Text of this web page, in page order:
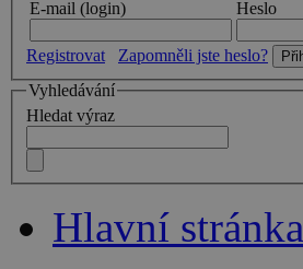
E-mail (login)
Heslo
Registrovat
Zapomněli jste heslo?
Vyhledávání
Hledat výraz
Hlavní stránka